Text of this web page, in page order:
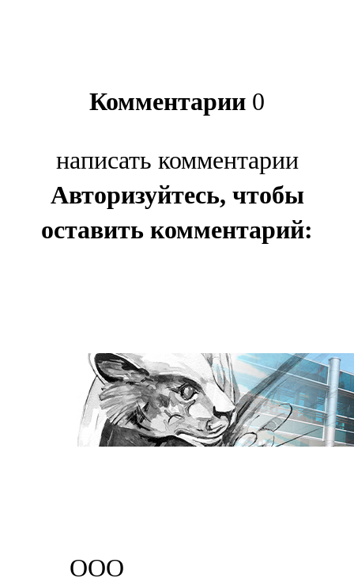
Комментарии 0
написать комментарии
Авторизуйтесь, чтобы
оставить комментарий:
ООО